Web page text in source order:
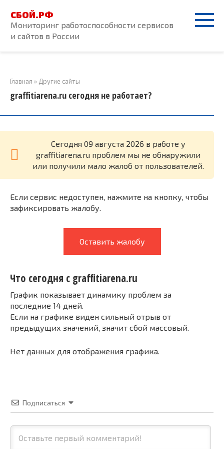
контенту
СБОЙ.РФ
Мониторинг работоспособности сервисов
и сайтов в России
Главная » Другие сайты
graffitiarena.ru сегодня не работает?
Cегодня 09 августа 2026 в работе у
graffitiarena.ru проблем мы не обнаружили
или получили мало жалоб от пользователей.
Если сервис недоступен, нажмите на кнопку, чтобы
зафиксировать жалобу.
Оставить жалобу
Что сегодня с graffitiarena.ru
График показывает динамику проблем за
последние 14 дней.
Если на графике виден сильный отрыв от
предыдущих значений, значит сбой массовый.
Нет данных для отображения графика.
Подписаться